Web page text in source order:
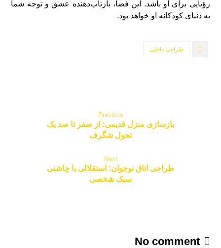
رؤیایی برای او باشد. این فضا، بازتاب‌دهنده عشق و توجه شما
به دنیای کودکانه او خواهد بود.
طراحی داخلی
Previous
بازسازی منزل قدیمی: از صفر تا صد یک
تحول شگرف
Next
طراحی اتاق نوجوان: استقلالی با چاشنی
سبک شخصی
No comment